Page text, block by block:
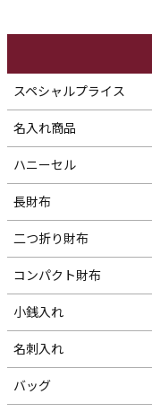
スペシャルプライス
名入れ商品
ハニーセル
長財布
二つ折り財布
コンパクト財布
小銭入れ
名刺入れ
バッグ